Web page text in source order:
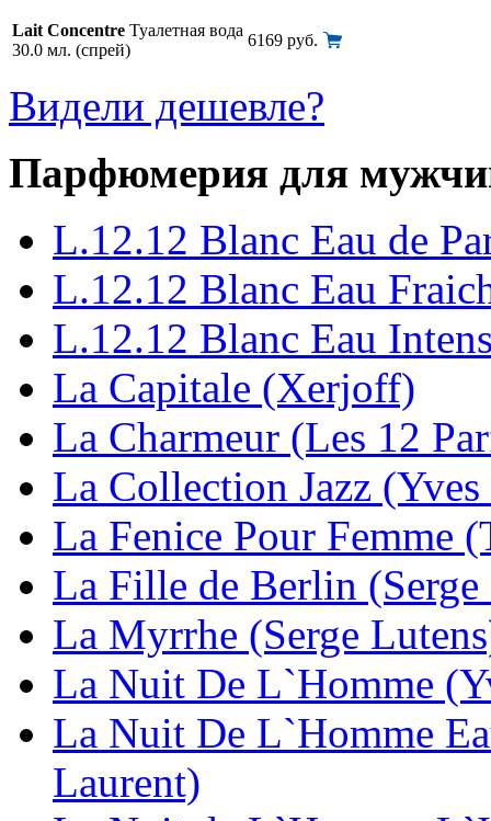
Lait Concentre Туалетная вода
30.0 мл. (спрей)
6169 руб.
Видели дешевле?
Парфюмерия для
L.12.12 Blanc Eau de
L.12.12 Blanc Eau
L.12.12 Blanc Eau
La Capitale (Xerjoff)
La Charmeur (Les 12
La Collection Jazz
La Fenice Pour Femme
La Fille de Berlin (Serge
La Myrrhe (Serge
La Nuit De L`Homme
La Nuit De L`Homme
Laurent)